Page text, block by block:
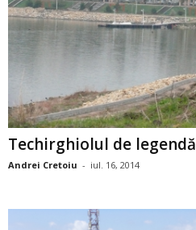
Techirghiolul de legendă
Andrei Cretoiu - iul. 16, 2014